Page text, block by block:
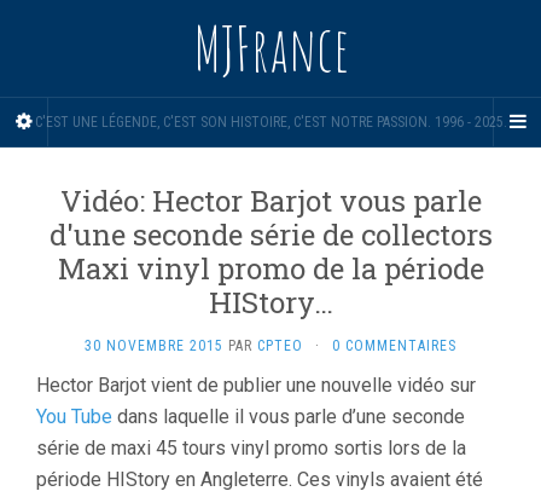
MJFrance
C'EST UNE LÉGENDE, C'EST SON HISTOIRE, C'EST NOTRE PASSION. 1996 - 2025.
Vidéo: Hector Barjot vous parle
d'une seconde série de collectors
Maxi vinyl promo de la période
HIStory…
30 NOVEMBRE 2015 PAR CPTEO · 0 COMMENTAIRES
Hector Barjot vient de publier une nouvelle vidéo sur
You Tube dans laquelle il vous parle d’une seconde
série de maxi 45 tours vinyl promo sortis lors de la
période HIStory en Angleterre. Ces vinyls avaient été